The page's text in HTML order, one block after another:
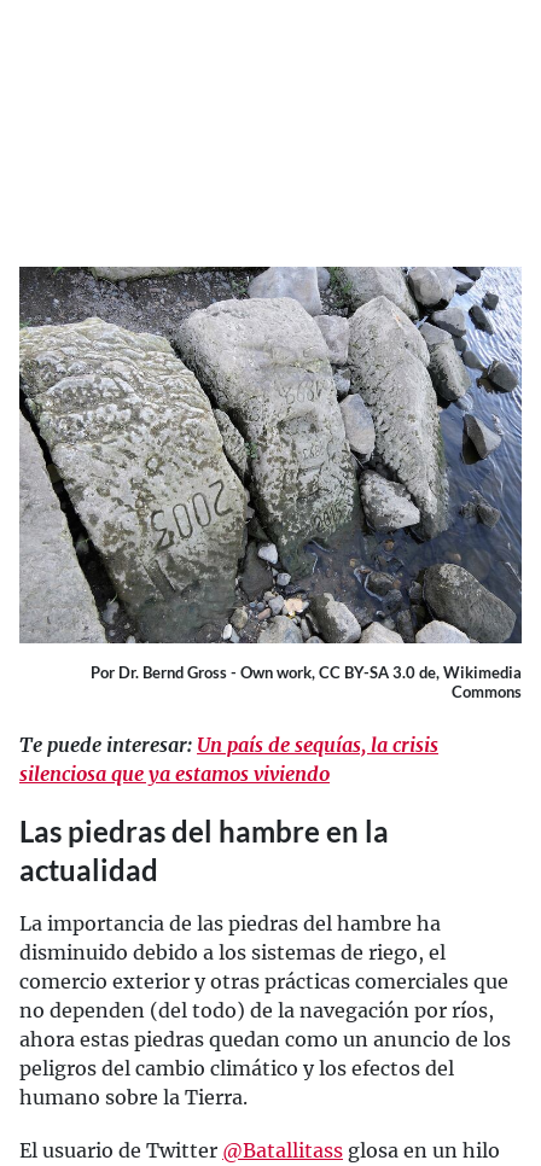
Por Dr. Bernd Gross - Own work, CC BY-SA 3.0 de, Wikimedia
Commons
Te puede interesar: Un país de sequías, la crisis
silenciosa que ya estamos viviendo
Las piedras del hambre en la
actualidad
La importancia de las piedras del hambre ha
disminuido debido a los sistemas de riego, el
comercio exterior y otras prácticas comerciales que
no dependen (del todo) de la navegación por ríos,
ahora estas piedras quedan como un anuncio de los
peligros del cambio climático y los efectos del
humano sobre la Tierra.
El usuario de Twitter @Batallitass glosa en un hilo